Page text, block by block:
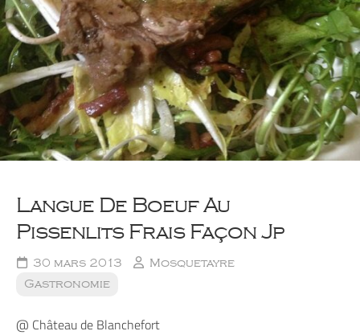
Langue De Boeuf Au
Pissenlits Frais Façon Jp
30 mars 2013
Mosquetayre
Gastronomie
@ Château de Blanchefort